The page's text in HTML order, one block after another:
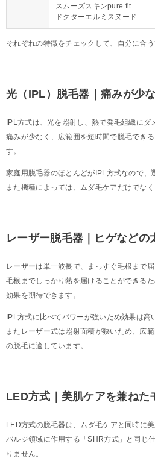
スムーズスキンpure fit
ドクターエルミスヌード
それぞれの特徴をチェックして、自分に合
光（IPL）脱毛器｜痛みが少
IPL方式は、光を照射し、熱で発毛組織にダ
痛みが少なく、広範囲を短時間で脱毛でき
す。
家庭用脱毛器のほとんどがIPL方式なので、
また機種によっては、ムダ毛ケアだけでな
レーザー脱毛器｜ヒゲなどの
レーザーは単一波長で、まっすぐ毛根まで届
毛根までしっかり熱を届けることができる
効果を期待できます。
IPL方式に比べてパワーが強いため効果は高
またレーザー式は照射面積が狭いため、広
の脱毛に適しています。
LED方式｜美肌ケアを兼ねた
LED方式の脱毛器は、ムダ毛ケアと同時に
バルジ領域に作用する「SHR方式」と同じ
りません。